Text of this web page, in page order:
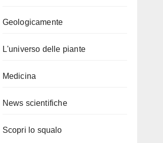
Geologicamente
L'universo delle piante
Medicina
News scientifiche
Scopri lo squalo